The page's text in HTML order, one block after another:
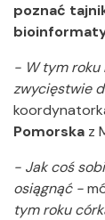
poznać
- W tym roku
zwycięstwie
Pomorska z
- Jak coś
osiągnąć -
tym roku